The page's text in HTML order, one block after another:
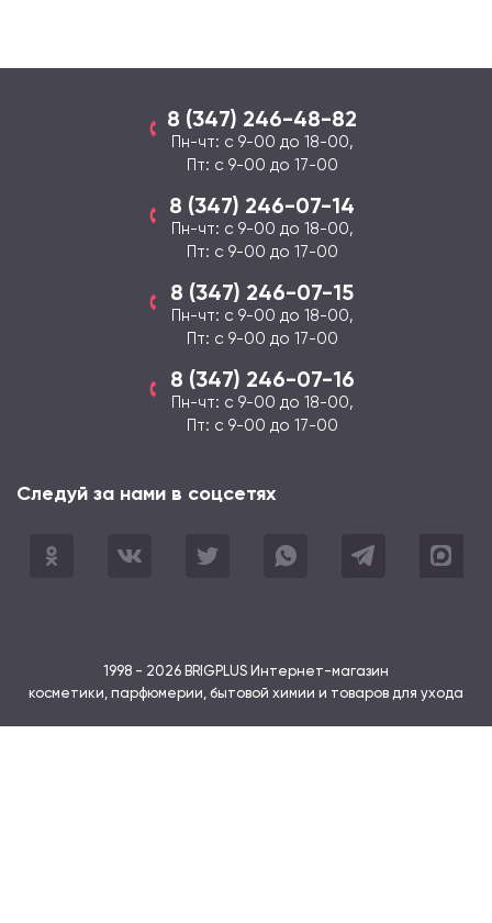
8 (347) 246-48-82
Пн-чт: с 9-00 до 18-00,
Пт: с 9-00 до 17-00
8 (347) 246-07-14
Пн-чт: с 9-00 до 18-00,
Пт: с 9-00 до 17-00
8 (347) 246-07-15
Пн-чт: с 9-00 до 18-00,
Пт: с 9-00 до 17-00
8 (347) 246-07-16
Пн-чт: с 9-00 до 18-00,
Пт: с 9-00 до 17-00
Следуй за нами в соцсетях
Одноклассники Twitter WhatsApp Telegram Max
1998 - 2026 BRIGPLUS Интернет-магазин
косметики, парфюмерии, бытовой химии и товаров для ухода